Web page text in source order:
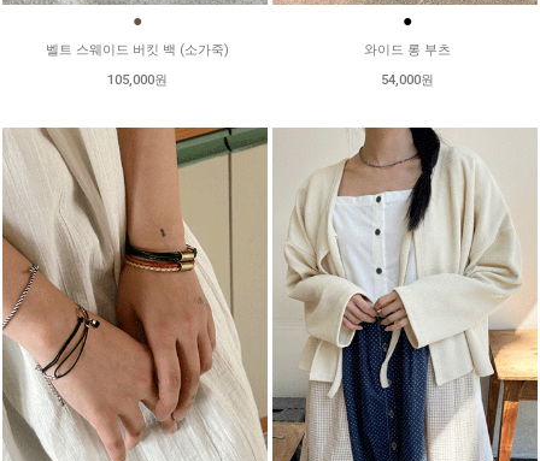
●
벨트 스웨이드 버킷 백 (소가죽)
105,000원
●
와이드 롱 부츠
54,000원